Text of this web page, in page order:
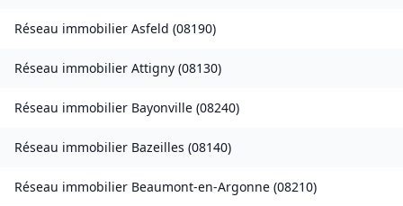
Réseau immobilier Asfeld (08190)
Réseau immobilier Attigny (08130)
Réseau immobilier Bayonville (08240)
Réseau immobilier Bazeilles (08140)
Réseau immobilier Beaumont-en-Argonne (08210)